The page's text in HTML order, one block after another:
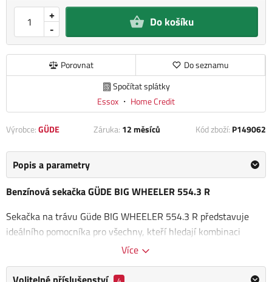
-
+ Do košíku
Porovnat
Do seznamu
Spočítat splátky
Essox ・ Home Credit
Výrobce:GÜDE Záruka: 12 měsíců Kód zboží: P149062
Popis a parametry
Benzínová sekačka GÜDE BIG WHEELER 554.3 R
Sekačka na trávu Güde BIG WHEELER 554.3 R představuje
ideálního pomocníka pro všechny, kteří hledají kombinaci
výkonu, pohodlí a široké funkčnosti pro péči o svůj trávník.
práškovým nástřikema výkonným 4taktním motoru, sekačka
Více